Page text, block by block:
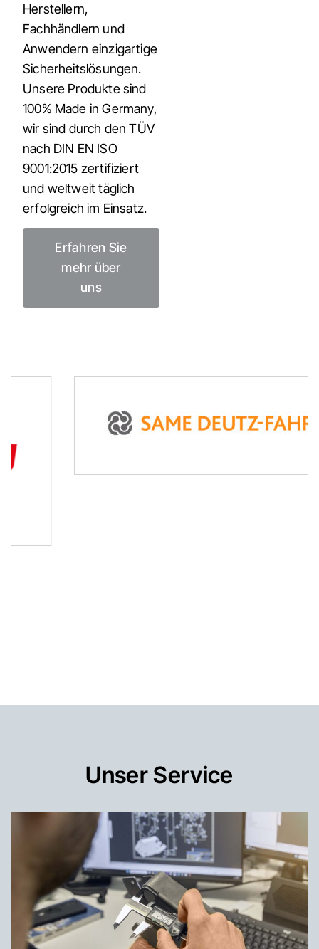
Herstellern,
Fachhändlern und
Anwendern einzigartige
Sicherheitslösungen.
Unsere Produkte sind
100% Made in Germany,
wir sind durch den TÜV
nach DIN EN ISO
9001:2015 zertifiziert
und weltweit täglich
erfolgreich im Einsatz.
Erfahren Sie
mehr über
uns
Unser Service